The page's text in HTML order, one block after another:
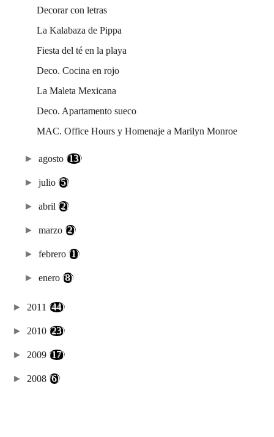
Decorar con letras
La Kalabaza de Pippa
Fiesta del té en la playa
Deco. Cocina en rojo
La Maleta Mexicana
Deco. Apartamento sueco
MAC. Office Hours y Homenaje a Marilyn Monroe
►agosto (13)
►julio(5)
►abril(2)
►marzo(2)
►febrero(1)
►enero(8)
► 2011 (44)
► 2010 (23)
► 2009 (17)
► 2008 (6)